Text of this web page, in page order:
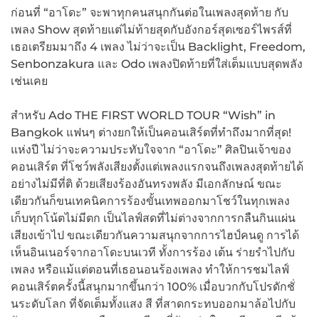
ก่อนที่ “อาโดะ” จะพาทุกคนสนุกกันต่อในเพลงสุดท้าย กับ
เพลง Show สุดท้ายแต่ไม่ท้ายสุดกับอังกอร์สุดเซอร์ไพรส์ที่
เธอเตรียมมาถึง 4 เพลง ไม่ว่าจะเป็น Backlight, Freedom,
Senbonzakura และ Odo เพลงปิดท้ายที่ใส่เต็มแบบสุดพลัง
เช่นเคย
สำหรับ Ado THE FIRST WORLD TOUR “Wish” in
Bangkok แฟนๆ ต่างยกให้เป็นคอนเสิร์ตที่ทำถึงมากที่สุด!
แห่งปี ไม่ว่าจะความประทับใจจาก “อาโดะ” ศิลปินเจ้าของ
คอนเสิร์ต ที่โชว์พลังเสียงตั้งแต่เพลงแรกจนถึงเพลงสุดท้ายได้
อย่างไม่มีที่ติ ด้วยเสียงร้องอันทรงพลัง มีเอกลักษณ์ ขณะ
เดียวกันก็ขนเทคนิคการร้องขั้นเทพออกมาโชว์ในทุกเพลง
เก็บทุกโน้ตไม่มีตก เป็นไลฟ์สดที่ไม่ต่างจากการกลืนกินแผ่น
เสียงเข้าไป ขณะเดียวกันความสนุกจากการไฮป์คนดู การได้
เห็นอินเนอร์จากอาโดะบนเวที ทั้งการร้อง เต้น ร่ายรำไปกับ
เพลง หรือแม้แต่ตอนที่เธอนอนร้องเพลง ทำให้การชมไลฟ์
คอนเสิร์ตครั้งนี้สนุกมากขึ้นกว่า 100% เมื่อบวกกับโปรดักชั่
นระดับโลก ที่จัดเต็มทั้งแสง สี ที่สาดกระทบออกมาล้อไปกับ